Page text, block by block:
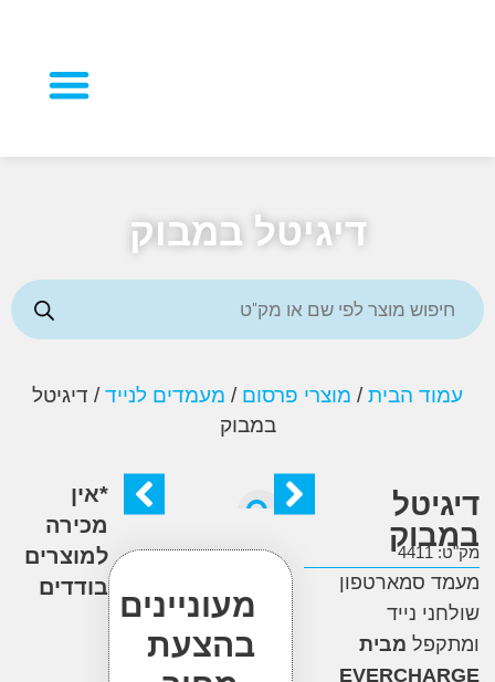
דיגיטל במבוק
הבית/מוצרי פרסום /מעמדים לנייד/ דיגיטל
סמארטפון
נייד
מבית
מעוניינים
בהצעת
*אין
מכירה
למוצרים
בודדים